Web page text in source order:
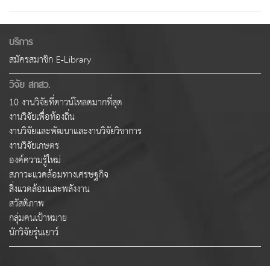
บริการ
สมัครสมาชิก E-Library
วิจัย สกสว.
10 งานวิจัยที่ดาวน์โหลดมากที่สุด
งานวิจัยเพื่อท้องถิ่น
งานวิจัยและพัฒนาและงานวิจัยวิชาการ
งานวิจัยเกษตร
องค์ความรู้ใหม่
สภาวะแวดล้อมทางเศรษฐกิจ
สิ่งแวดล้อมและพลังงาน
สวัสดิภาพ
กลุ่มคนเป้าหมาย
นักวิจัยรุ่นเยาว์